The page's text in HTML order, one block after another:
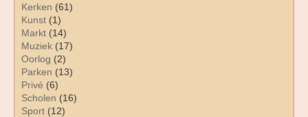
Kerken (61)
Kunst (1)
Markt (14)
Muziek (17)
Oorlog (2)
Parken (13)
Privé (6)
Scholen (16)
Sport (12)